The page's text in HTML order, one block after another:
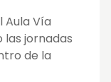
Aula Vía
las jornadas
de la